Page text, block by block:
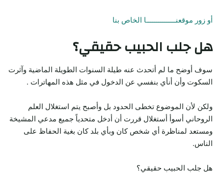
أو زور موقعنـــــــــــــــا الخاص بنا
هل جلب الحبيب حقيقي؟
سوف أوضح ما لم أتحدث عنه طيلة السنوات الطويلة الماضية وآثرت
السكوت وأن أنأي بنفسي عن الدخول في مثل هذه المهاترات .
ولكن لأن الموضوع تخطى الحدود بل وأصبح يتم استغلال العلم
الروحاني أسوأ أستغلال قررت أن أدخل متحدياً جميع مدعي المشيخة
ومستعد لمناظرة أي شخص كان وبأي بلد كان بغية الحفاظ على
الناس.
هل جلب الحبيب حقيقي؟